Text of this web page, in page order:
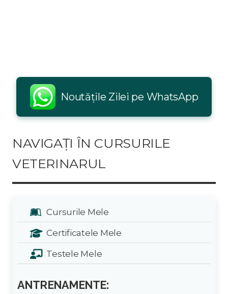
Noutățile Zilei pe WhatsApp
NAVIGAȚI ÎN CURSURILE
VETERINARUL
Cursurile Mele
Certificatele Mele
Testele Mele
ANTRENAMENTE: